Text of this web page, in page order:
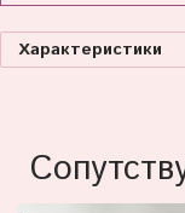
Характеристики